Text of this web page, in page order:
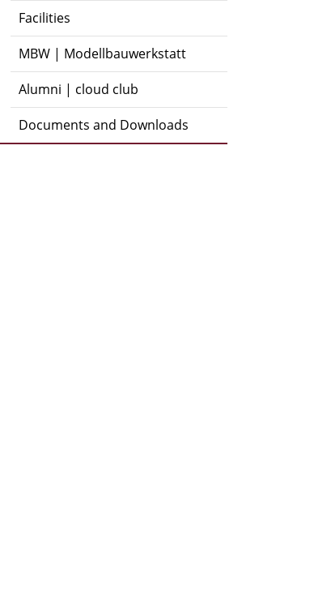
Facilities
MBW | Modellbauwerkstatt
Alumni | cloud club
Documents and Downloads